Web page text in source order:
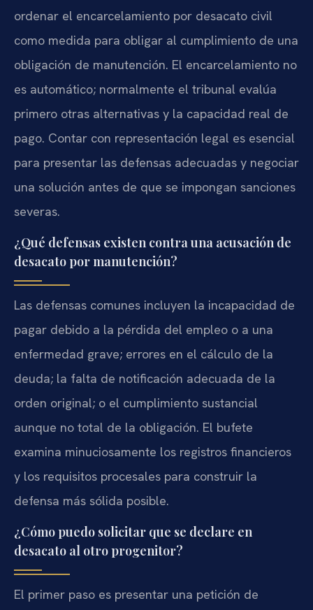
ordenar el encarcelamiento por desacato civil
como medida para obligar al cumplimiento de una
obligación de manutención. El encarcelamiento no
es automático; normalmente el tribunal evalúa
primero otras alternativas y la capacidad real de
pago. Contar con representación legal es esencial
para presentar las defensas adecuadas y negociar
una solución antes de que se impongan sanciones
severas.
¿Qué defensas existen contra una acusación de
desacato por manutención?
Las defensas comunes incluyen la incapacidad de
pagar debido a la pérdida del empleo o a una
enfermedad grave; errores en el cálculo de la
deuda; la falta de notificación adecuada de la
orden original; o el cumplimiento sustancial
aunque no total de la obligación. El bufete
examina minuciosamente los registros financieros
y los requisitos procesales para construir la
defensa más sólida posible.
¿Cómo puedo solicitar que se declare en
desacato al otro progenitor?
El primer paso es presentar una petición de